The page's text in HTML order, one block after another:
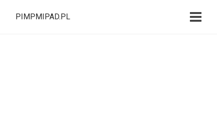
PIMPMIPAD.PL